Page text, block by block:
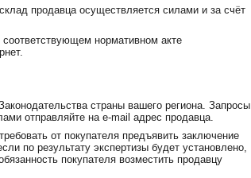
продавца осуществляется силами и за счёт
нормативном акте
страны вашего региона. Запросы
отправляйте на e-mail адрес продавца.
от покупателя предъявить заключение
по результату экспертизы будет установлено,
покупателя возместить продавцу